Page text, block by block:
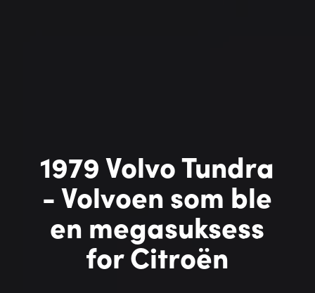
1979 Volvo Tundra
- Volvoen som ble
en megasuksess
for Citroën